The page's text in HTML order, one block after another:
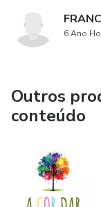
6 Ano
Outros
conteúdo